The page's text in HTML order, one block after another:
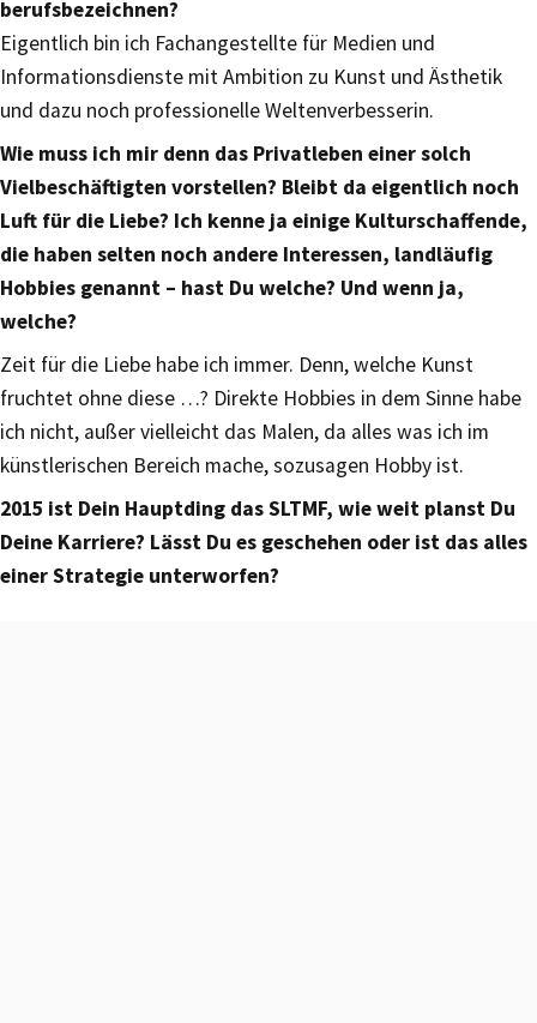
berufsbezeichnen?
Eigentlich bin ich Fachangestellte für Medien und
Informationsdienste mit Ambition zu Kunst und Ästhetik
und dazu noch professionelle Weltenverbesserin.
Wie muss ich mir denn das Privatleben einer solch
Vielbeschäftigten vorstellen? Bleibt da eigentlich noch
Luft für die Liebe? Ich kenne ja einige Kulturschaffende,
die haben selten noch andere Interessen, landläufig
Hobbies genannt – hast Du welche? Und wenn ja,
welche?
Zeit für die Liebe habe ich immer. Denn, welche Kunst
fruchtet ohne diese …? Direkte Hobbies in dem Sinne habe
ich nicht, außer vielleicht das Malen, da alles was ich im
künstlerischen Bereich mache, sozusagen Hobby ist.
2015 ist Dein Hauptding das SLTMF, wie weit planst Du
Deine Karriere? Lässt Du es geschehen oder ist das alles
einer Strategie unterworfen?